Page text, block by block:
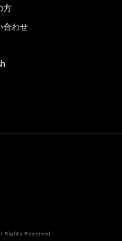
方
合わせ
Rights Reserved.